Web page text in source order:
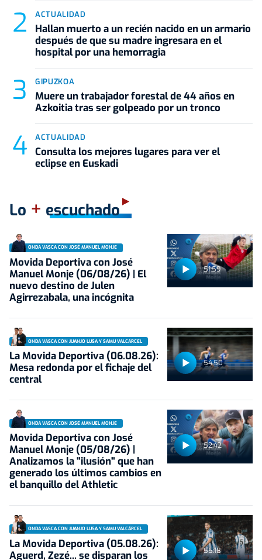
ACTUALIDAD
Hallan muerto a un recién nacido en un armario
después de que su madre ingresara en el
hospital por una hemorragia
GIPUZKOA
Muere un trabajador forestal de 44 años en
Azkoitia tras ser golpeado por un tronco
ACTUALIDAD
Consulta los mejores lugares para ver el
eclipse en Euskadi
Lo + escuchado
51:59
ONDA VASCA CON JOSÉ MANUEL MONJE
Movida Deportiva con José
Manuel Monje (06/08/26) | El
nuevo destino de Julen
Agirrezabala, una incógnita
54:50
ONDA VASCA CON JUANJO LUSA Y SAMU VALCÁRCEL
La Movida Deportiva (06.08.26):
Mesa redonda por el fichaje del
central
52:42
ONDA VASCA CON JOSÉ MANUEL MONJE
Movida Deportiva con José
Manuel Monje (05/08/26) |
Analizamos la "ilusión" que han
generado los últimos cambios en
el banquillo del Athletic
55:18
ONDA VASCA CON JUANJO LUSA Y SAMU VALCÁRCEL
La Movida Deportiva (05.08.26):
Aguerd, Zezé... se disparan los